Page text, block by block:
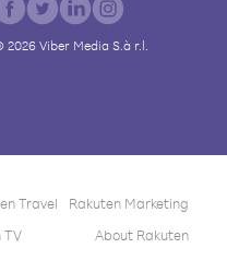
2026Viber Media S.à r.l.
Travel
Rakuten Marketing
TV About Rakuten